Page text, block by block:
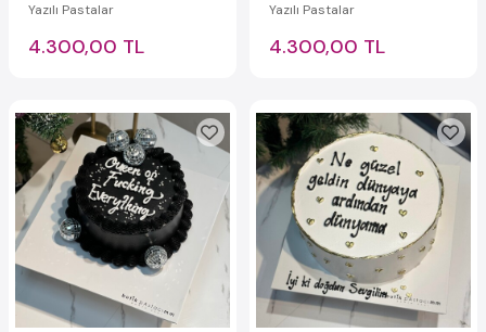
Yazılı Pastalar
4.300,00 TL
Yazılı Pastalar
4.300,00 TL